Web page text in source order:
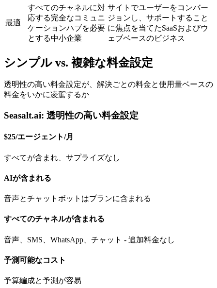
最適
すべてのチャネルに対
応する完全なコミュニ
ケーションハブを必要
とする中小企業
サイトでユーザーをコンバー
ジョンし、サポートすること
に焦点を当てたSaaSおよびウ
ェブベースのビジネス
シンプル vs. 複雑な料金設定
透明性の高い料金設定が、解決ごとの料金と使用量ベースの
料金をいかに凌駕するか
Seasalt.ai: 透明性の高い料金設定
$25/エージェント/月
すべてが含まれ、サプライズなし
AIが含まれる
音声とチャットボットはプランに含まれる
すべてのチャネルが含まれる
音声、SMS、WhatsApp、チャット - 追加料金なし
予測可能なコスト
予算編成と予測が容易